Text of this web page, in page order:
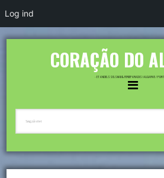
Log ind
CORAÇÃO DO
- ET ANDELSSELSKAB & FERIEPARADIS I ALGARVE /